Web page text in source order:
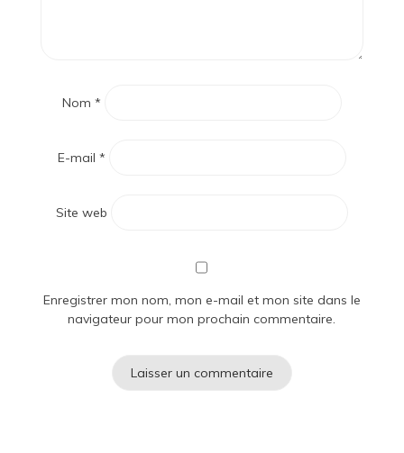
Nom *
E-mail *
Site web
Enregistrer mon nom, mon e-mail et mon site dans le
navigateur pour mon prochain commentaire.